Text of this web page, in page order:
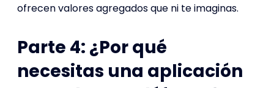
ofrecen valores agregados que ni te imaginas.
Parte 4: ¿Por qué
necesitas una aplicación